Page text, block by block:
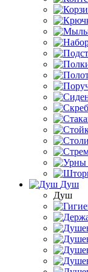
Душ
Душ